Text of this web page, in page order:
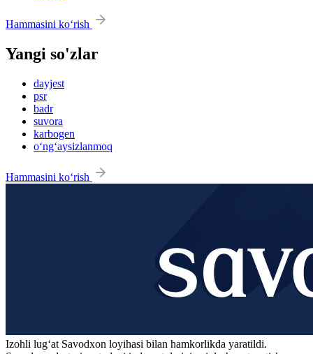
Hammasini ko‘rish
Yangi so'zlar
dayjest
psr
badr
suvora
karbogen
o‘ng‘aysizlanmoq
Hammasini ko‘rish
Izohli lugʻat Savodxon loyihasi bilan hamkorlikda yaratildi.